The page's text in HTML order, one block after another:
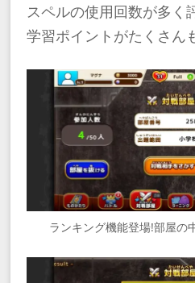
スペルの使用回数が多く
学習ポイントがたくさん
ランキング機能登場!部屋の